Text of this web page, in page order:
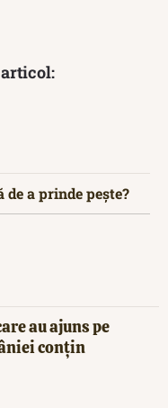
de a prinde pește?
au ajuns pe
conțin